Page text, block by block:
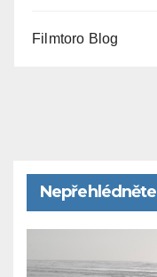
Filmtoro Blog
Nepřehlédněte